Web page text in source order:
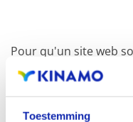
Toestemming
Pour qu'un site web
via l'Internet, il faut